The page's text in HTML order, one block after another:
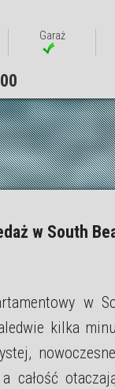
Garaż
w South
w
kilka
całość